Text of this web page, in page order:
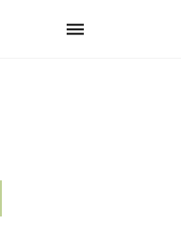
Toggle